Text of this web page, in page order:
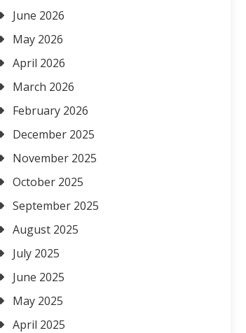
June 2026
May 2026
April 2026
March 2026
February 2026
December 2025
November 2025
October 2025
September 2025
August 2025
July 2025
June 2025
May 2025
April 2025